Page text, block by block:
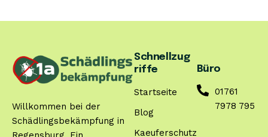
Willkommen bei der
Schädlingsbekämpfung in
Schnellzug
riffe
Startseite
Blog
Kaeuferschutz
Büro
01761
7978 795